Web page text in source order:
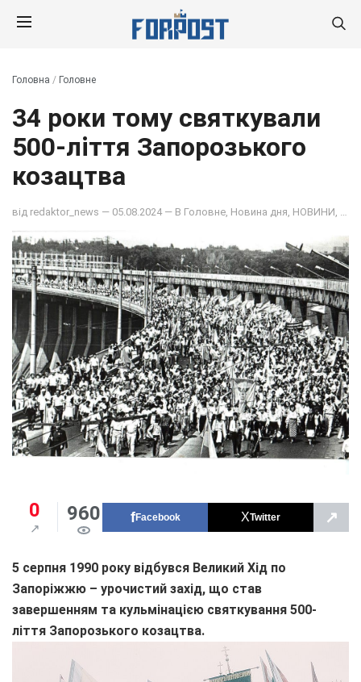
Головна / Головне
34 роки тому святкували
500-ліття Запорозького
козацтва
від redaktor_news — 05.08.2024 — В Головне Новина дня НОВИНИ
0 960 Facebook Twitter ↗
5 серпня 1990 року відбувся Великий Хід по
Запоріжжю – урочистий захід, що став
завершенням та кульмінацією святкування 500-
ліття Запорозького козацтва.